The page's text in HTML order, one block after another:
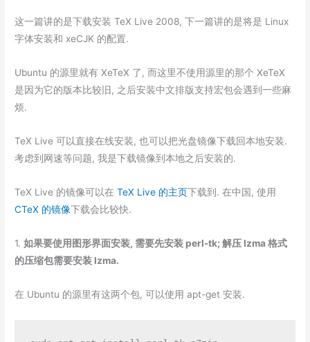
这一篇讲的是下载安装 TeX Live 2008, 下一篇讲的是将是 Linux
字体安装和 xeCJK 的配置.
Ubuntu 的源里就有 XeTeX 了, 而这里不使用源里的那个 XeTeX
是因为它的版本比较旧, 之后安装中文排版支持宏包会遇到一些麻
烦.
TeX Live 可以直接在线安装, 也可以把光盘镜像下载回本地安装.
考虑到网速等问题, 我是下载镜像到本地之后安装的.
TeX Live 的镜像可以在TeX Live 的主页下载到. 在中国, 使用
CTeX 的镜像下载会比较快.
1.如果要使用图形界面安装, 需要先安装 perl-tk; 解压 lzma 格式
的压缩包需要安装 lzma.
在 Ubuntu 的源里有这两个包, 可以使用 apt-get 安装.